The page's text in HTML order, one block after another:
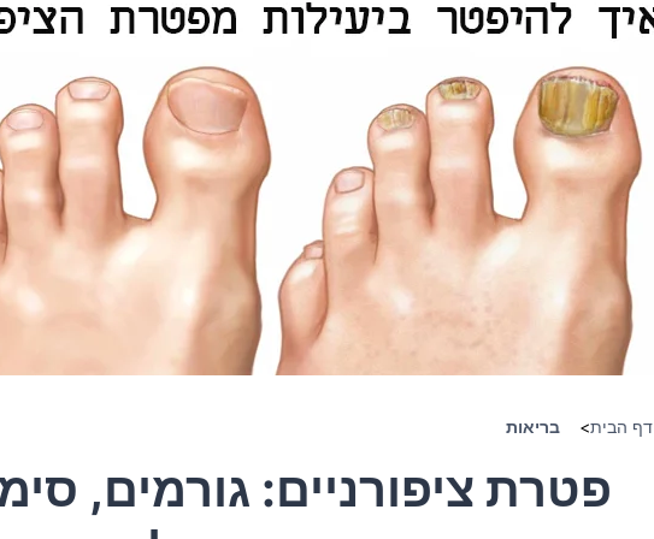
דף הבית> בריאות
פטרת ציפורניים: גורמים,